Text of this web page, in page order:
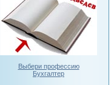
Выбери профессию
Бухгалтер